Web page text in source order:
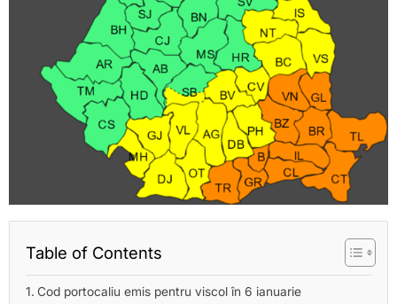
Table of Contents
Cod portocaliu emis pentru viscol în 6 ianuarie